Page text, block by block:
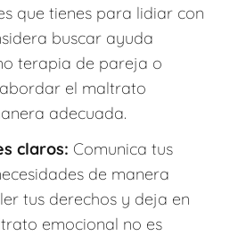
que tienes para lidiar con
buscar ayuda
terapia de pareja o
el maltrato
adecuada.
claros: Comunica tus
de manera
tus derechos y deja en
emocional no es